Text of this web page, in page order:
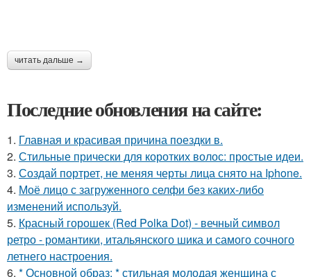
читать дальше →
Последние обновления на сайте:
1. Главная и красивая причина поездки в.
2. Стильные прически для коротких волос: простые идеи.
3. Создай портрет, не меняя черты лица снято на Iphone.
4. Моё лицо с загруженного селфи без каких-либо
изменений используй.
5. Красный горошек (Red Polka Dot) - вечный символ
ретро - романтики, итальянского шика и самого сочного
летнего настроения.
6. * Основной образ: * стильная молодая женщина с